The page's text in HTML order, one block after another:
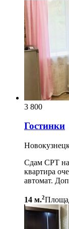
3 800
Гостинки
Сдам СРТ
квартира
автомат.
14 м.2